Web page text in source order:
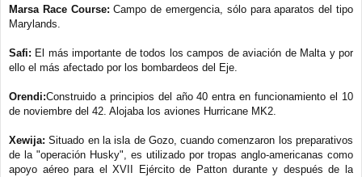
Marsa Race Course: Campo de emergencia, sólo para aparatos del tipo
Marylands.
Safi: El más importante de todos los campos de aviación de Malta y por
ello el más afectado por los bombardeos del Eje.
Orendi:Construido a principios del año 40 entra en funcionamiento el 10
de noviembre del 42. Alojaba los aviones Hurricane MK2.
Xewija: Situado en la isla de Gozo, cuando comenzaron los preparativos
de la "operación Husky", es utilizado por tropas anglo-americanas como
apoyo aéreo para el XVII Ejército de Patton durante y después de la